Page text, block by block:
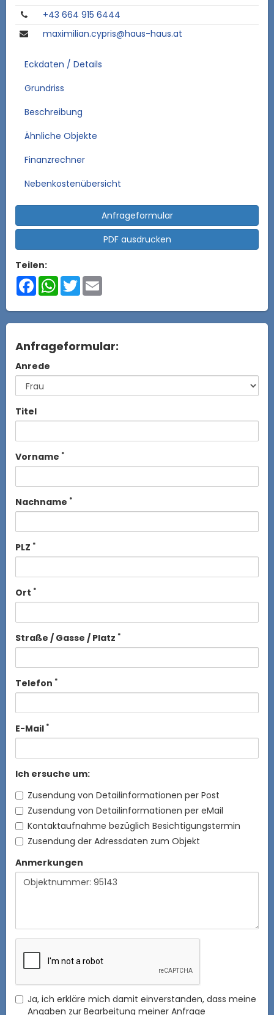
+43 664 915 6444
maximilian.cypris@haus-haus.at
Eckdaten / Details
Grundriss
Beschreibung
Ähnliche Objekte
Finanzrechner
Nebenkostenübersicht
Anfrageformular
PDF ausdrucken
Teilen:
FacebookWhatsApp
Twitter
Anfrageformular:
Anrede
Titel
Vorname *
Nachname *
PLZ *
Ort *
Straße / Gasse / Platz *
Telefon *
E-Mail *
Ich ersuche um:
Zusendung von Detailinformationen per Post
Zusendung von Detailinformationen per eMail
Kontaktaufnahme bezüglich Besichtigungstermin
Zusendung der Adressdaten zum Objekt
Anmerkungen
Ja, ich erkläre mich damit einverstanden, dass meine
Angaben zur Bearbeitung meiner Anfrage